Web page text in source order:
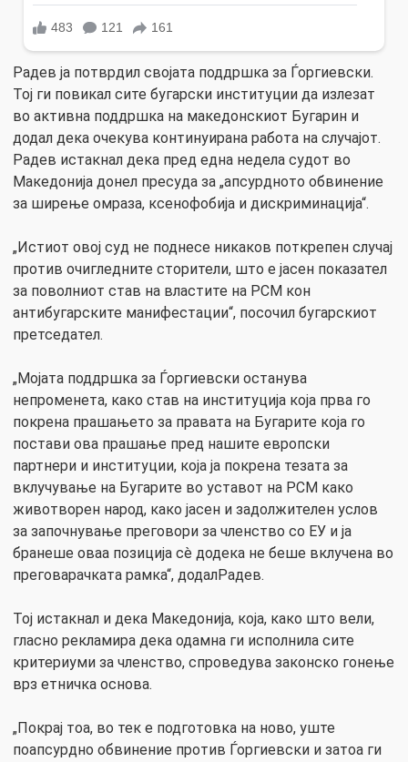
Радев ја потврдил својата поддршка за Ѓоргиевски.
Тој ги повикал сите бугарски институции да излезат
во активна поддршка на македонскиот Бугарин и
додал дека очекува континуирана работа на случајот.
Радев истакнал дека пред една недела судот во
Македонија донел пресуда за „апсурдното обвинение
за ширење омраза, ксенофобија и дискриминација“.
„Истиот овој суд не поднесе никаков поткрепен случај
против очигледните сторители, што е јасен показател
за поволниот став на властите на РСМ кон
антибугарските манифестации“, посочил бугарскиот
претседател.
„Мојата поддршка за Ѓоргиевски останува
непроменета, како став на институција која прва го
покрена прашањето за правата на Бугарите која го
постави ова прашање пред нашите европски
партнери и институции, која ја покрена тезата за
вклучување на Бугарите во уставот на РСМ како
животворен народ, како јасен и задолжителен услов
за започнување преговори за членство со ЕУ и ја
бранеше оваа позиција сè додека не беше вклучена во
преговарачката рамка“, додалРадев.
Тој истакнал и дека Македонија, која, како што вели,
гласно рекламира дека одамна ги исполнила сите
критериуми за членство, спроведува законско гонење
врз етничка основа.
„Покрај тоа, во тек е подготовка на ново, уште
поапсурдно обвинение против Ѓоргиевски и затоа ги